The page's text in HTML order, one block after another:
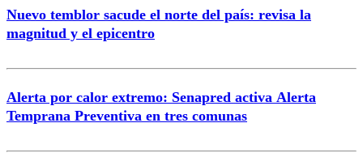
Nuevo temblor sacude el norte del país: revisa la
magnitud y el epicentro
Alerta por calor extremo: Senapred activa Alerta
Temprana Preventiva en tres comunas